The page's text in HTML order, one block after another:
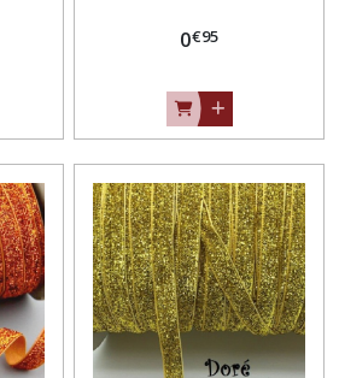
Vendu au mètre
0€95